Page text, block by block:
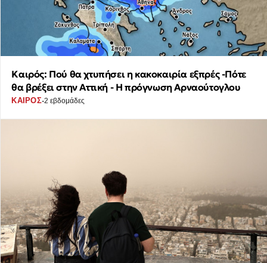
Καιρός: Πού θα χτυπήσει η κακοκαιρία εξπρές -Πότε
θα βρέξει στην Αττική - Η πρόγνωση Αρναούτογλου
ΚΑΙΡΟΣ·2 εβδομάδες